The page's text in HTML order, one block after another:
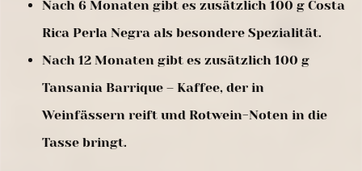
Nach 6 Monaten gibt es zusätzlich 100 g Costa
Rica Perla Negra als besondere Spezialität.
Nach 12 Monaten gibt es zusätzlich 100 g
Tansania Barrique – Kaffee, der in
Weinfässern reift und Rotwein-Noten in die
Tasse bringt.